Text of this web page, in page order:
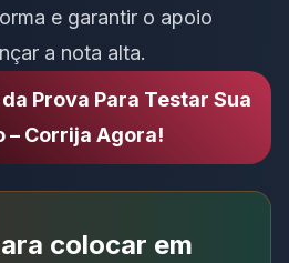
e garantir o apoio
a nota alta.
Prova Para Testar Sua
– Corrija Agora!
colocar em